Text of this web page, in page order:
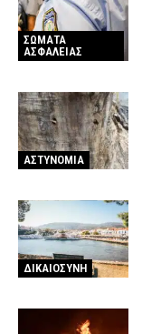
ΣΩΜΑΤΑ
ΑΣΦΑΛΕΙΑΣ
ΑΣΤΥΝΟΜΙΑ
ΔΙΚΑΙΟΣΥΝΗ